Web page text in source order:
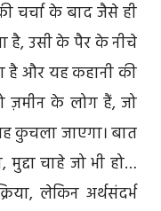
चर्चा के बाद जैसे ही
है, उसी के पैर के नीचे
है और यह कहानी की
ज़मीन के लोग हैं, जो
कुचला जाएगा। बात
मुद्दा चाहे जो भी हो…
लेकिन अर्थसंदर्भ